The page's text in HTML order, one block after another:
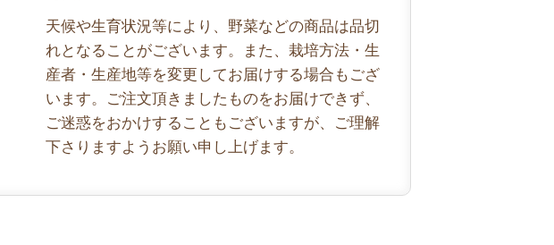
天候や生育状況等により、野菜などの商品は品切
れとなることがございます。また、栽培方法・生
産者・生産地等を変更してお届けする場合もござ
います。ご注文頂きましたものをお届けできず、
ご迷惑をおかけすることもございますが、ご理解
下さりますようお願い申し上げます。